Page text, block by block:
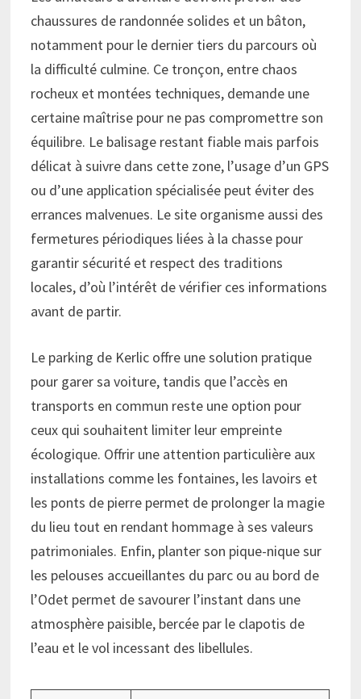
chaussures de randonnée solides et un bâton,
notamment pour le dernier tiers du parcours où
la difficulté culmine. Ce tronçon, entre chaos
rocheux et montées techniques, demande une
certaine maîtrise pour ne pas compromettre son
équilibre. Le balisage restant fiable mais parfois
délicat à suivre dans cette zone, l’usage d’un GPS
ou d’une application spécialisée peut éviter des
errances malvenues. Le site organisme aussi des
fermetures périodiques liées à la chasse pour
garantir sécurité et respect des traditions
locales, d’où l’intérêt de vérifier ces informations
avant de partir.
Le parking de Kerlic offre une solution pratique
pour garer sa voiture, tandis que l’accès en
transports en commun reste une option pour
ceux qui souhaitent limiter leur empreinte
écologique. Offrir une attention particulière aux
installations comme les fontaines, les lavoirs et
les ponts de pierre permet de prolonger la magie
du lieu tout en rendant hommage à ses valeurs
patrimoniales. Enfin, planter son pique-nique sur
les pelouses accueillantes du parc ou au bord de
l’Odet permet de savourer l’instant dans une
atmosphère paisible, bercée par le clapotis de
l’eau et le vol incessant des libellules.